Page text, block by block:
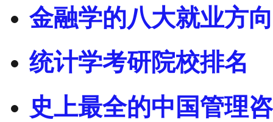
金融学的八大就业方
统计学考研院校排名
史上最全的中国管理